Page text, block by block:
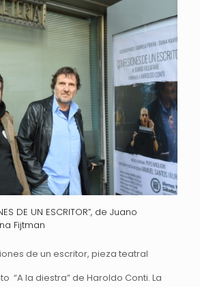
DE UN ESCRITOR”, de Juano
Fijtman
de un escritor, pieza teatral
“A la diestra” de Haroldo Conti. La